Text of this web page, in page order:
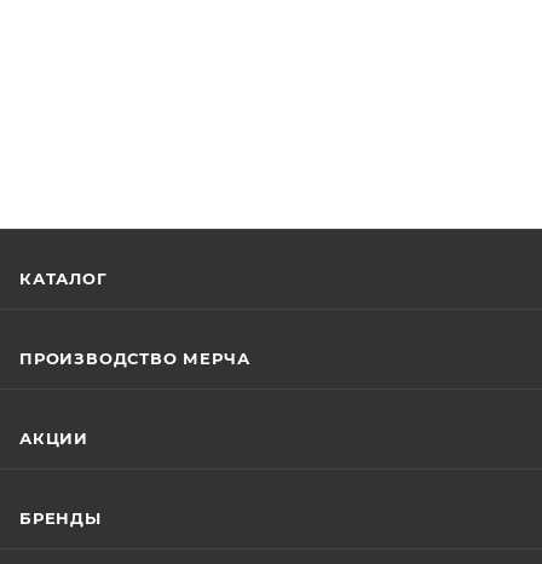
КАТАЛОГ
ПРОИЗВОДСТВО МЕРЧА
АКЦИИ
БРЕНДЫ